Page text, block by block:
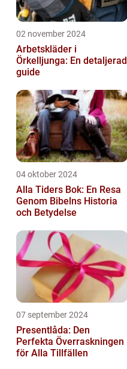
02 november 2024
Arbetskläder i
Örkelljunga: En detaljerad
guide
04 oktober 2024
Alla Tiders Bok: En Resa
Genom Bibelns Historia
och Betydelse
07 september 2024
Presentlåda: Den
Perfekta Överraskningen
för Alla Tillfällen